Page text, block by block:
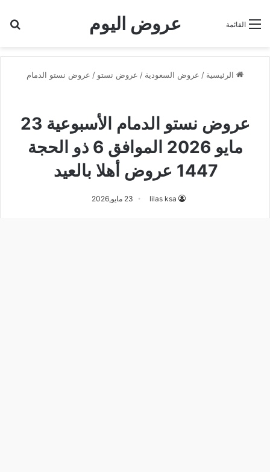
عروض اليوم القائمة
الرئيسية / عروض السعودية / عروض نستو / عروض نستو الدمام
عروض نستو الدمام الأسبوعية 23
مايو 2026 الموافق 6 ذو الحجة
1447 عروض أهلا بالعيد
lilas ksa 23 مايو,2026